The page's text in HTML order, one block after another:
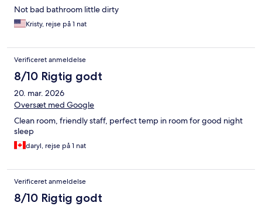
Not bad bathroom little dirty
Kristy, rejse på 1 nat
Verificeret anmeldelse
8/10 Rigtig godt
20. mar. 2026
Oversæt med Google
Clean room, friendly staff, perfect temp in room for good night
sleep
daryl, rejse på 1 nat
Verificeret anmeldelse
8/10 Rigtig godt